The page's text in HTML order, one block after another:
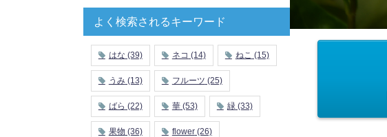
よく検索されるキーワード
はな (39) ネコ (14) ねこ (15)
うみ(13) フルーツ (25)
ばら (22) 華(53) 緑(33)
果物 (36) flower(26)